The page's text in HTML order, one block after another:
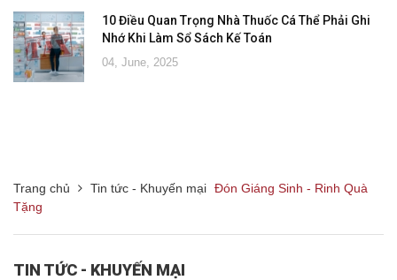
10 Điều Quan Trọng Nhà Thuốc Cá Thể Phải Ghi
Nhớ Khi Làm Sổ Sách Kế Toán
04, June, 2025
Trang chủ Tin tức - Khuyến mại Đón Giáng Sinh - Rinh Quà
Tặng
TIN TỨC - KHUYẾN MẠI